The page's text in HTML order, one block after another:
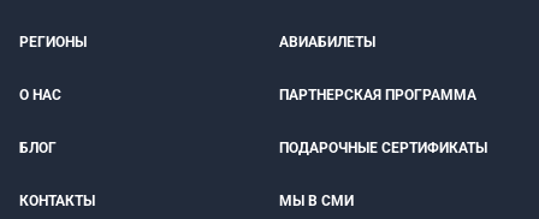
РЕГИОНЫ АВИАБИЛЕТЫ
О НАС ПАРТНЕРСКАЯ ПРОГРАММА
БЛОГ ПОДАРОЧНЫЕ СЕРТИФИКАТЫ
КОНТАКТЫ МЫ В СМИ